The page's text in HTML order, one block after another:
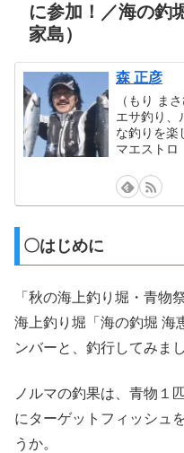
に参加！／海の釣
家島）
森 正彦
（もり ま
エサ釣り、
な釣りを楽
マエストロ
〇はじめに
「秋の海上釣り堀・青物
海上釣り堀「海の釣堀 海
ンバーと、釣行してみまし
ノルマの釣果は、青物１
にターゲットフィッシュ
うか。